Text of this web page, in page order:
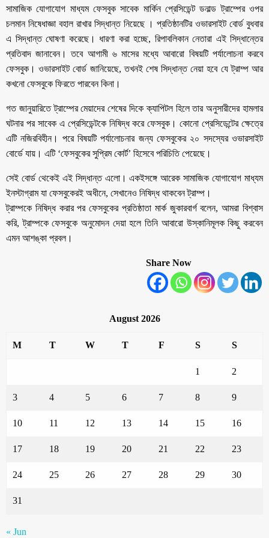
সামাজিক যোগাযোগ মাধ্যম ফেসবুক সাবেক মার্কিন প্রেসিডেন্ট ডনাল্ড ট্রাম্পের ওপর
চলমান নিষেধাজ্ঞা বহাল রাখার সিদ্ধান্ত নিয়েছে । প্রতিষ্ঠানটির ওভারসাইট বোর্ড বুধবার
এ সিদ্ধান্ত ঘোষণা করেছে। ধারণা করা হচ্ছে, রিপাবলিকান নেতারা এই সিদ্ধান্তের
প্রতিবাদ জানাবেন। তবে আগামী ৬ মাসের মধ্যে আবারো বিষয়টি পর্যালোচনা করবে
ফেসবুক। ওভারসাইট বোর্ড জানিয়েছে, তখনই শেষ সিদ্ধান্ত নেয়া হবে যে ট্রাম্প আর
কখনো ফেসবুকে ফিরতে পারবেন কিনা।
গত জানুয়ারিতে ট্রাম্পের মেয়াদের শেষের দিকে ক্যাপিটল হিলে তার অনুসারীদের হামলার
ঘটনার পর সাবেক এ প্রেসিডেন্টকে নিষিদ্ধ করে ফেসবুক। কোনো প্রেসিডেন্টের ক্ষেত্রে
এটি নজিরবিহীন। পরে বিষয়টি পর্যালোচনার জন্য ফেসবুকের ২০ সদস্যের ওভারসাইট
বোর্ডে যায়। এটি ‘ফেসবুকের সুপ্রিম কোর্ট’ হিসেবে পরিচিতি পেয়েছে।
সেই বোর্ড থেকেই এই সিদ্ধান্ত এলো। একইসঙ্গে আরেক সামাজিক যোগাযোগ মাধ্যম
ইনস্টাগ্রাম যা ফেসবুকেরই অধীনে, সেখানেও নিষিদ্ধ থাকবেন ট্রাম্প।
ট্রাম্পকে নিষিদ্ধ করার পর ফেসবুকের প্রতিষ্ঠাতা মার্ক জুকারবার্গ বলেন, আমরা বিশ্বাস
করি, ট্রাম্পকে ফেসবুকে অনুমোদন দেয়া হলে তিনি আবারো উস্কানিমূলক কিছু করবেন
এমন আশঙ্কা প্রবল।
Share Now
August 2026
M T W T F S S
1 2
3 4 5 6 7 8 9
10 11 12 13 14 15 16
17 18 19 20 21 22 23
24 25 26 27 28 29 30
31
« Jun